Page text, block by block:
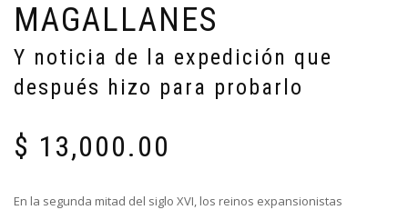
MAGALLANES
Y noticia de la expedición que
después hizo para probarlo
$ 13,000.00
En la segunda mitad del siglo XVI, los reinos expansionistas